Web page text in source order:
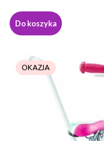
Do koszyka
OKAZJA